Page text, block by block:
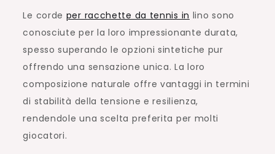
Le corde per racchette da tennis in lino sono
conosciute per la loro impressionante durata,
spesso superando le opzioni sintetiche pur
offrendo una sensazione unica. La loro
composizione naturale offre vantaggi in termini
di stabilità della tensione e resilienza,
rendendole una scelta preferita per molti
giocatori.